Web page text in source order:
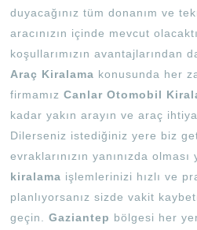
duyacağınız tüm donanım ve
aracınızın içinde mevcut
koşullarımızın avantajlarından
Araç Kiralama konusunda her
firmamızCanlar Otomobil
kadar yakın arayın ve araç
Dilerseniz istediğiniz yere biz
evraklarınızın yanınızda
kiralama işlemlerinizi hızlı ve
planlıyorsanız sizde vakit
geçin.Gaziantep bölgesi her